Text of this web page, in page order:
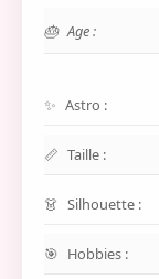
Age :
Astro :
Taille :
Silhouette :
Hobbies :